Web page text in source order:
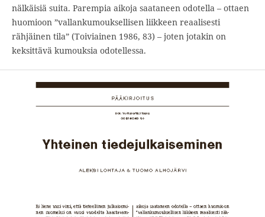
nälkäisiä suita. Parempia aikoja saataneen odotella – ottaen
huomioon ”vallankumouksellisen liikkeen reaalisesti
rähjäinen tila” (Toiviainen 1986, 83) – joten jotakin on
keksittävä kumouksia odotellessa.